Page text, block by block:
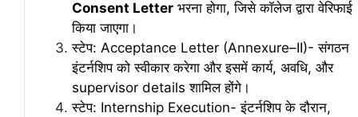
Consent Letter भरना होगा, जिसे कॉलेज द्वारा वेरिफाई
किया जाएगा।
स्टेप: Acceptance Letter (Annexure–II)- संगठन
इंटर्नशिप को स्वीकार करेगा और इसमें कार्य, अवधि, और
supervisor details शामिल होंगे।
स्टेप: Internship Execution- इंटर्नशिप के दौरान,